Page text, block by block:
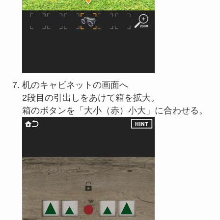
机のキャビネットの画面へ
2段目の引出しをあけて箱を拡大。
箱のボタンを「大小（赤）小大」に合わせる。